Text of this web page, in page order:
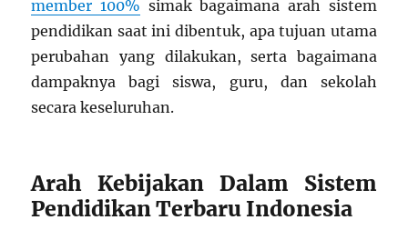
member 100% simak bagaimana arah sistem
pendidikan saat ini dibentuk, apa tujuan utama
perubahan yang dilakukan, serta bagaimana
dampaknya bagi siswa, guru, dan sekolah
secara keseluruhan.
Arah Kebijakan Dalam Sistem
Pendidikan Terbaru Indonesia